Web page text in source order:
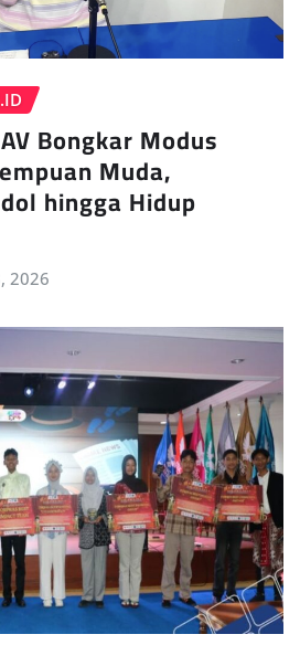
Bongkar Modus
Muda,
hingga Hidup
2026